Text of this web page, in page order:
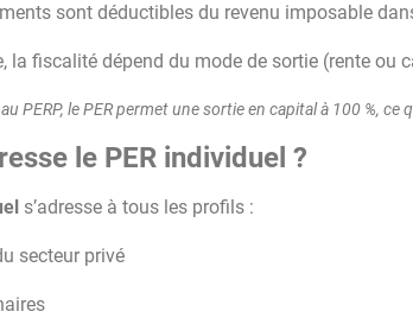
sont déductibles du revenu imposable
la fiscalité dépend du mode de sortie (rente ou
PERP, le PER permet une sortie en capital à 100 %,
le PER individuel ?
s’adresse à tous les profils :
secteur privé